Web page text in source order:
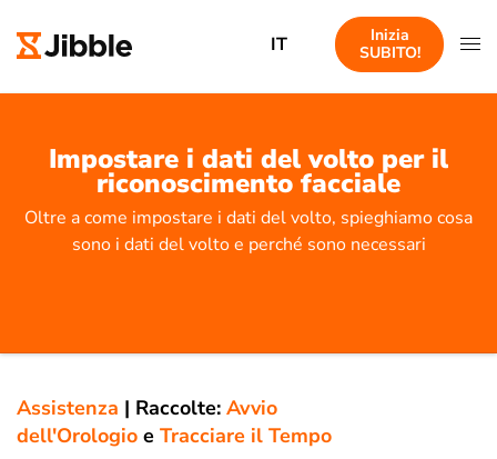
IT
Inizia
SUBITO!
Impostare i dati del volto per il
riconoscimento facciale
Oltre a come impostare i dati del volto, spieghiamo cosa
sono i dati del volto e perché sono necessari
Assistenza | Raccolte: Avvio
dell'Orologio e Tracciare il Tempo